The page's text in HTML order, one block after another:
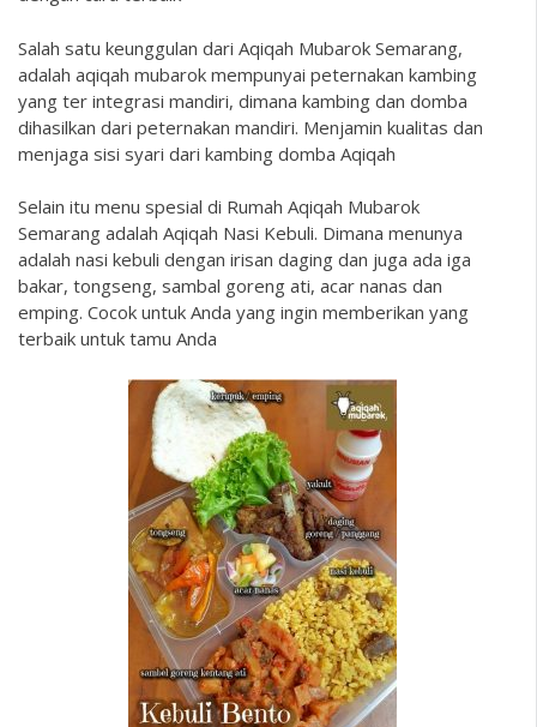
Salah satu keunggulan dari Aqiqah Mubarok Semarang,
adalah aqiqah mubarok mempunyai peternakan kambing
yang ter integrasi mandiri, dimana kambing dan domba
dihasilkan dari peternakan mandiri. Menjamin kualitas dan
menjaga sisi syari dari kambing domba Aqiqah
Selain itu menu spesial di Rumah Aqiqah Mubarok
Semarang adalah Aqiqah Nasi Kebuli. Dimana menunya
adalah nasi kebuli dengan irisan daging dan juga ada iga
bakar, tongseng, sambal goreng ati, acar nanas dan
emping. Cocok untuk Anda yang ingin memberikan yang
terbaik untuk tamu Anda